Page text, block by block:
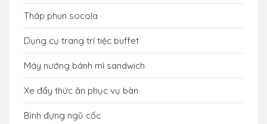
Tháp phun socola
Dụng cụ trang trí tiệc buffet
Máy nướng bánh mì sandwich
Xe đẩy thức ăn phục vụ bàn
Bình đựng ngũ cốc